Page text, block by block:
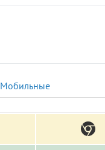
Мобильные